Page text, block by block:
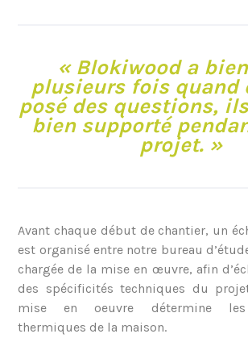
« Blokiwood a
plusieurs fois quand
posé des questions,
bien supporté
projet. »
Avant chaque début de chantier, un
est organisé entre notre bureau
chargée de la mise en œuvre, afin
des spécificités techniques du
mise en oeuvre détermine les
thermiques de la maison.